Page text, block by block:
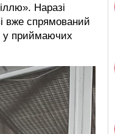
Наразі
вже спрямований
у приймаючих